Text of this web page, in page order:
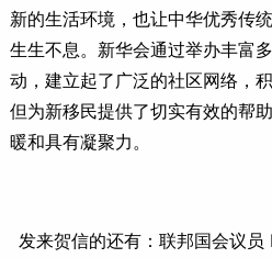
新的生活环境，也让中华优秀传
生生不息。新华会通过举办丰富
动，建立起了广泛的社区网络，
但为新移民提供了切实有效的帮
暖和具有凝聚力。
发来贺信的还有：联邦国会议